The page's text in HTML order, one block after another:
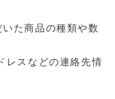
た商品の種類や数
レスなどの連絡先情